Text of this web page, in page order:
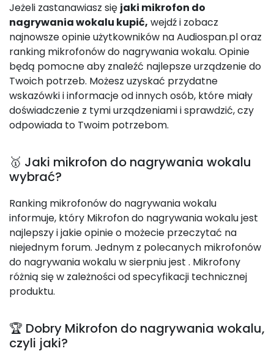
Jeżeli zastanawiasz się jaki mikrofon do
nagrywania wokalu kupić, wejdź i zobacz
najnowsze opinie użytkowników na Audiospan.pl oraz
ranking mikrofonów do nagrywania wokalu. Opinie
będą pomocne aby znaleźć najlepsze urządzenie do
Twoich potrzeb. Możesz uzyskać przydatne
wskazówki i informacje od innych osób, które miały
doświadczenie z tymi urządzeniami i sprawdzić, czy
odpowiada to Twoim potrzebom.
🥇 Jaki mikrofon do nagrywania wokalu
wybrać?
Ranking mikrofonów do nagrywania wokalu
informuje, który Mikrofon do nagrywania wokalu jest
najlepszy i jakie opinie o możecie przeczytać na
niejednym forum. Jednym z polecanych mikrofonów
do nagrywania wokalu w sierpniu jest . Mikrofony
różnią się w zależności od specyfikacji technicznej
produktu.
🏆 Dobry Mikrofon do nagrywania wokalu,
czyli jaki?